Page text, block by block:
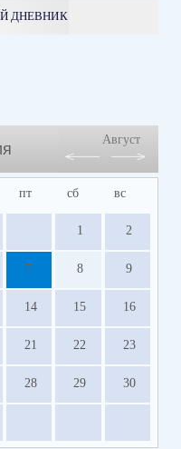
ДНЕВНИК
Август
пт сб вс
1 2
7 8 9
14 15 16
21 22 23
28 29 30